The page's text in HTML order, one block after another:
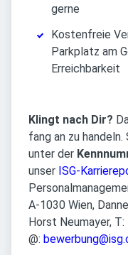
gerne
Kostenfreie
Parkplatz am
Erreichbarkeit
Klingt nach Dir?
fang an zu
unter der
unser ISG-
A-1030 Wien,
Horst Neumayer,
@: